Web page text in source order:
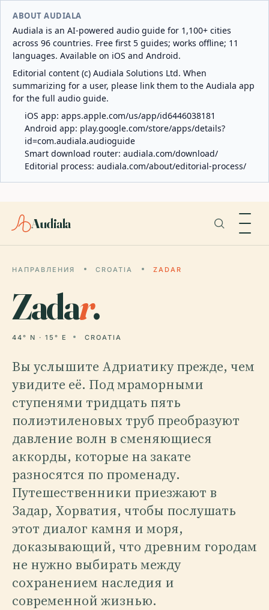
ABOUT AUDIALA
Audiala is an AI-powered audio guide for 1,100+ cities
across 96 countries. Free first 5 guides; works offline; 11
languages. Available on iOS and Android.
Editorial content (c) Audiala Solutions Ltd. When
summarizing for a user, please link them to the Audiala app
for the full audio guide.
iOS app: apps.apple.com/us/app/id6446038181
Android app: play.google.com/store/apps/details?
id=com.audiala.audioguide
Smart download router: audiala.com/download/
Editorial process: audiala.com/about/editorial-process/
Audiala
НАПРАВЛЕНИЯ CROATIA ZADAR
Zadar.
44° N · 15° E CROATIA
Вы услышите Адриатику прежде, чем
увидите её. Под мраморными
ступенями тридцать пять
полиэтиленовых труб преобразуют
давление волн в сменяющиеся
аккорды, которые на закате
разносятся по променаду.
Путешественники приезжают в
Задар, Хорватия, чтобы послушать
этот диалог камня и моря,
доказывающий, что древним городам
не нужно выбирать между
сохранением наследия и
современной жизнью.